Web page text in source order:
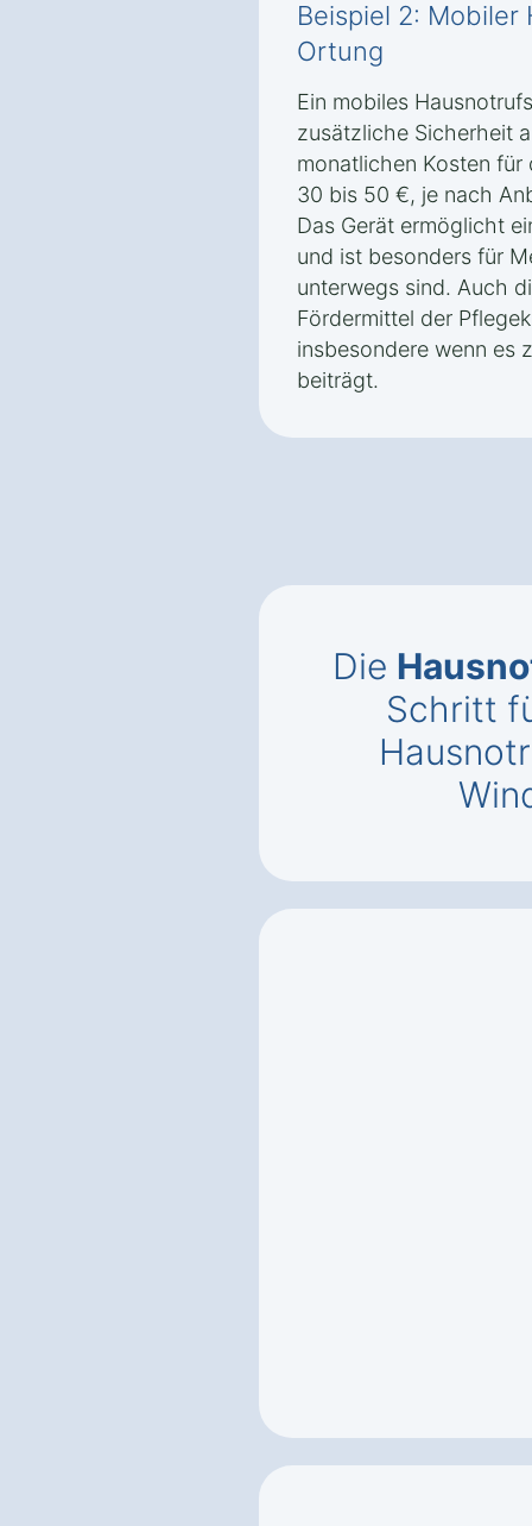
Beispiel 2: Mobiler
Ortung
Ein mobiles
zusätzliche Sicherheit
monatlichen Kosten für
30 bis 50 €, je nach
Das Gerät ermöglicht
und ist besonders für
unterwegs sind. Auch
Fördermittel der
insbesondere wenn es
beiträgt.
Die
Schritt